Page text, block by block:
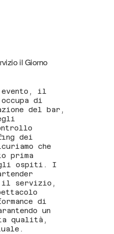
il Giorno
il
di
del bar,
dei
che
prima
ospiti. I
il servizio,
di
un
qualità,